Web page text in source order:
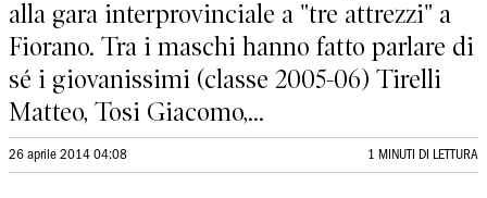
alla gara interprovinciale a "tre attrezzi" a
Fiorano. Tra i maschi hanno fatto parlare di
sé i giovanissimi (classe 2005-06) Tirelli
Matteo, Tosi Giacomo,...
26 aprile 2014 04:08 1 MINUTI DI LETTURA